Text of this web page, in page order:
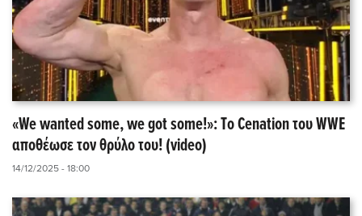
«We wanted some, we got some!»: Tο Cenation του WWE
αποθέωσε τον θρύλο του! (video)
14/12/2025 - 18:00